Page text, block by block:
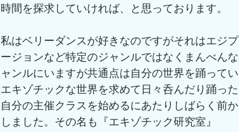
時間を探求していければ、と思っております。
私はベリーダンスが好きなのですがそれはエジ
ージョンなど特定のジャンルではなくまんべん
ャンルにいますが共通点は自分の世界を踊って
エキゾチックな世界を求めて日々呑んだり踊った
自分の主催クラスを始めるにあたりしばらく前
しました。その名も『エキゾチック研究室』